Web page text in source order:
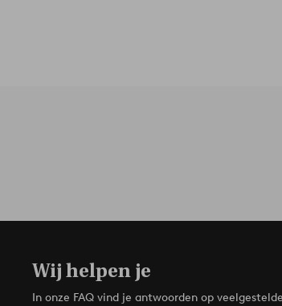
Wij helpen je
In onze FAQ vind je antwoorden op